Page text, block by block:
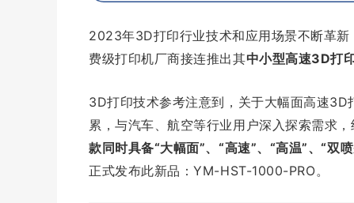
2023年3D打印行业技术和应用场景不断革新
费级打印机厂商接连推出其中小型高速3D打
3D打印技术参考注意到，关于大幅面高速3D
累，与汽车、航空等行业用户深入探索需求
款同时具备“大幅面”、“高速”、“高温”、“双
正式发布此新品：YM-HST-1000-PRO。